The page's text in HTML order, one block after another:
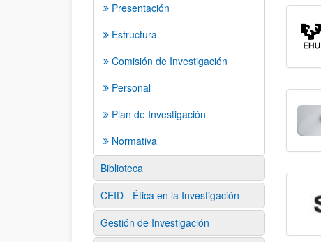
Presentación
Estructura
Comisión de Investigación
Personal
Plan de Investigación
Normativa
Biblioteca
CEID - Ética en la Investigación
Gestión de Investigación